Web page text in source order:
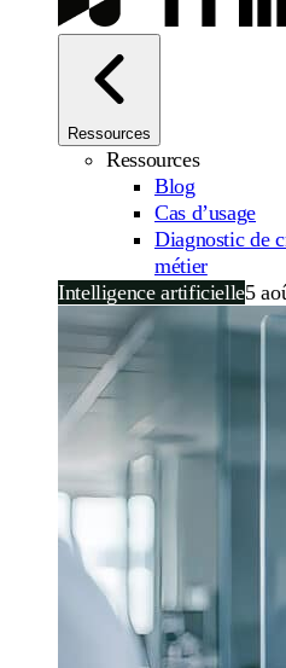
Ressources
Ressources
Blog
Cas d’usage
Diagnostic de
métier
Intelligence artificielle5